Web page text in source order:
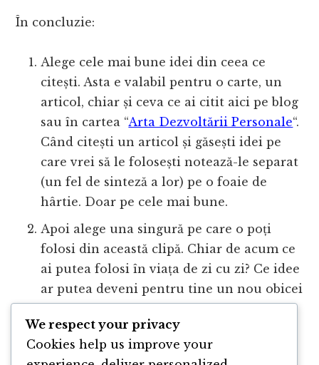
În concluzie:
Alege cele mai bune idei din ceea ce
citești. Asta e valabil pentru o carte, un
articol, chiar și ceva ce ai citit aici pe blog
sau în cartea “Arta Dezvoltării Personale“.
Când citești un articol și găsești idei pe
care vrei să le folosești notează-le separat
(un fel de sinteză a lor) pe o foaie de
hârtie. Doar pe cele mai bune.
Apoi alege una singură pe care o poți
folosi din această clipă. Chiar de acum ce
ai putea folosi în viața de zi cu zi? Ce idee
ar putea deveni pentru tine un nou obicei
Și acum folosește acea idee. După ce o
stăpânești, faci același lucru cu celelalte
We respect your privacy
Cookies help us improve your